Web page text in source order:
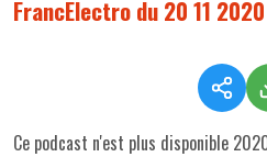
FrancElectro du 20 11 2020
Ce podcast n'est plus disponible